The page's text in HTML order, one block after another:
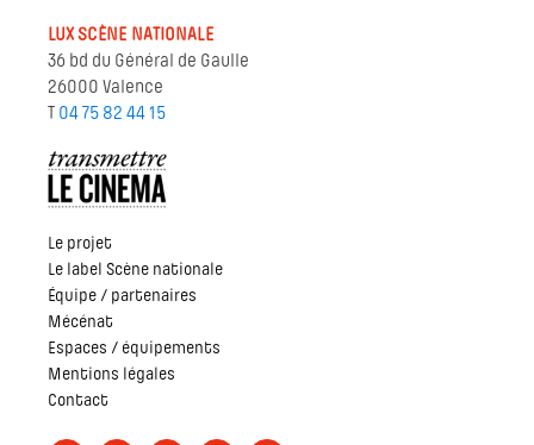
LUX SCÈNE NATIONALE
36 bd du Général de Gaulle
26000 Valence
T 04 75 82 44 15
Le projet
Le label Scène nationale
Équipe / partenaires
Mécénat
Espaces / équipements
Mentions légales
Contact